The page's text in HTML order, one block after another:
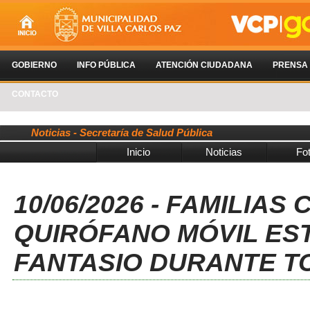
GOBIERNO INFO PÚBLICA ATENCIÓN CIUDADANA PRENSA
CONTACTO
Noticias - Secretaría de Salud Pública
Inicio
Noticias
10/06/2026 - FAMILIAS
QUIRÓFANO MÓVIL
FANTASIO DURANTE